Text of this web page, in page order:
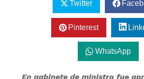
Twitter
Pinterest
WhatsApp
En gabinete de ministro fue